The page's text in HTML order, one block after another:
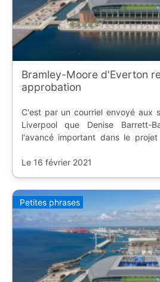
Bramley-Moore d'Everton
approbation
C'est par un courriel envoyé aux
Liverpool que Denise Barrett-
l'avancé important dans le
Le 16 février 2021
Petites phrases